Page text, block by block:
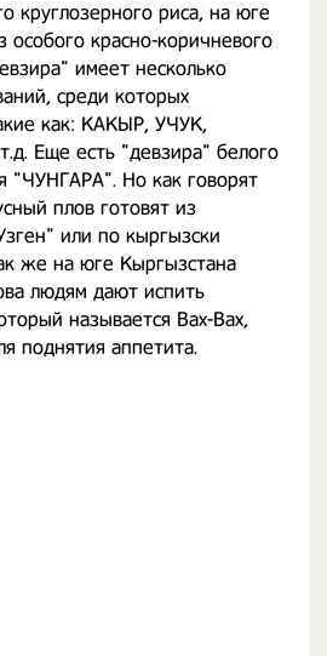
круглозерного риса, на юге
особого красно-коричневого
имеет несколько
среди которых
как: КАКЫР, УЧУК,
Еще есть "девзира" белого
"ЧУНГАРА". Но как говорят
плов готовят из
или по кыргызски
же на юге Кыргызстана
людям дают испить
называется Вах-Вах,
поднятия аппетита.